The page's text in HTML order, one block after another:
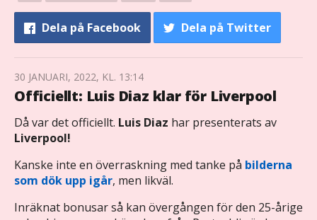
Dela på Facebook Dela på Twitter
30 JANUARI, 2022, KL. 13:14
Officiellt: Luis Diaz klar för Liverpool
Då var det officiellt. Luis Diaz har presenterats av
Liverpool!
Kanske inte en överraskning med tanke på bilderna
som dök upp igår, men likväl.
Inräknat bonusar så kan övergången för den 25-årige